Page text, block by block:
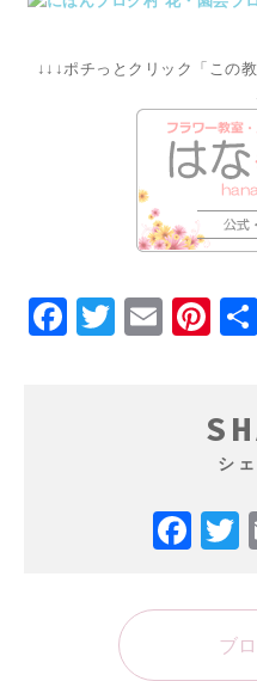
↓↓↓ポチっとクリック「この
Facebook
Twitter
Email
シ
ブ